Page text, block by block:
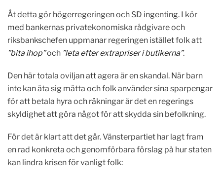
Åt detta gör högerregeringen och SD ingenting. I kör
med bankernas privatekonomiska rådgivare och
riksbankschefen uppmanar regeringen istället folk att
”bita ihop”och ”leta efter extrapriser i butikerna”.
Den här totala oviljan att agera är en skandal. När barn
inte kan äta sig mätta och folk använder sina sparpengar
för att betala hyra och räkningar är det en regerings
skyldighet att göra något för att skydda sin befolkning.
För det är klart att det går. Vänsterpartiet har lagt fram
en rad konkreta och genomförbara förslag på hur staten
kan lindra krisen för vanligt folk: